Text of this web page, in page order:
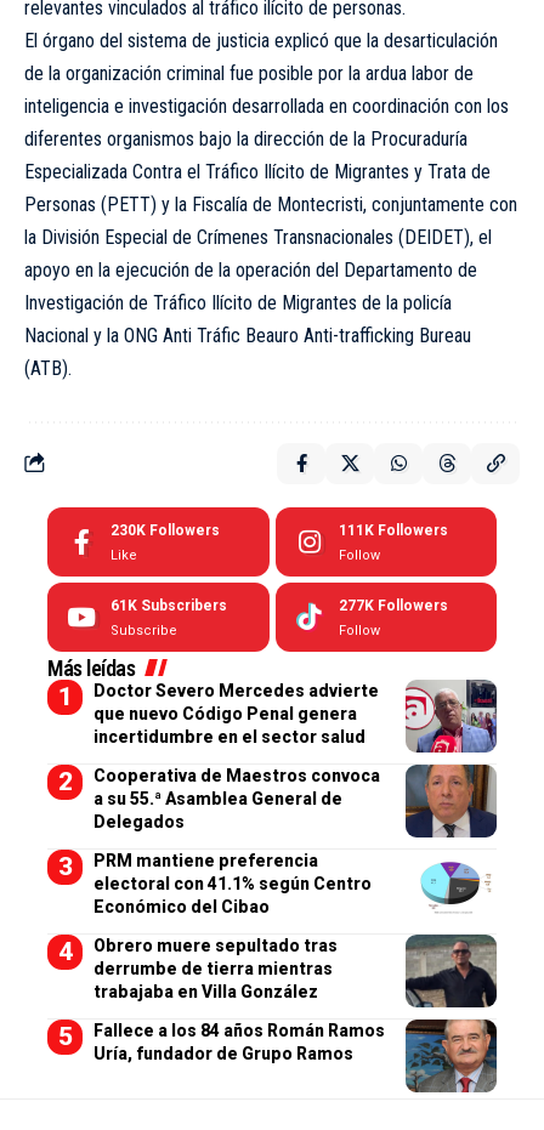
relevantes vinculados al tráfico ilícito de personas.
El órgano del sistema de justicia explicó que la desarticulación
de la organización criminal fue posible por la ardua labor de
inteligencia e investigación desarrolla­da en coordinación con los
diferentes organismos bajo la dirección de la Procuraduría
Especializada Contra el Tráfico Ilícito de Migrantes y Trata de
Personas (PETT) y la Fiscalía de Montecristi, conjuntamente con
la División Es­pecial de Crímenes Transna­cionales (DEIDET), el
apoyo en la ejecución de la operación del Departamento de
Investigación de Tráfico Ilícito de Migrantes de la policía
Nacional y la ONG Anti Tráfic Beauro Anti-trafficking Bureau
(ATB).
230K Followers
Like
111K Followers
Follow
61K Subscribers
Subscribe
277K Followers
Follow
Más leídas
Doctor Severo Mercedes advierte
que nuevo Código Penal genera
incertidumbre en el sector salud
Cooperativa de Maestros convoca
a su 55.ª Asamblea General de
Delegados
PRM mantiene preferencia
electoral con 41.1% según Centro
Económico del Cibao
Obrero muere sepultado tras
derrumbe de tierra mientras
trabajaba en Villa González
Fallece a los 84 años Román Ramos
Uría, fundador de Grupo Ramos